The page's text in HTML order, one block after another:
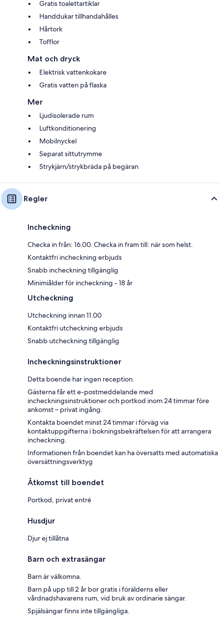
Gratis toalettartiklar
Handdukar tillhandahålles
Hårtork
Tofflor
Mat och dryck
Elektrisk vattenkokare
Gratis vatten på flaska
Mer
Ljudisolerade rum
Luftkonditionering
Mobilnyckel
Separat sittutrymme
Strykjärn/strykbräda på begäran
Regler
Incheckning
Checka in från: 16.00. Checka in fram till: när som helst.
Kontaktfri incheckning erbjuds
Snabb incheckning tillgänglig
Minimiålder för incheckning - 18 år
Utcheckning
Utcheckning innan 11.00
Kontaktfri utcheckning erbjuds
Snabb utcheckning tillgänglig
Incheckningsinstruktioner
Detta boende har ingen reception.
Gästerna får ett e-postmeddelande med
incheckningsinstruktioner och portkod inom 24 timmar före
ankomst – privat ingång.
Kontakta boendet minst 24 timmar i förväg via
kontaktuppgifterna i bokningsbekräftelsen för att arrangera
incheckning.
Informationen från boendet kan ha översatts med automatiska
översättningsverktyg
Åtkomst till boendet
Portkod, privat entré
Husdjur
Djur ej tillåtna
Barn och extrasängar
Barn är välkomna.
Barn på upp till 2 år bor gratis i förälderns eller
vårdnadshavarens rum, vid bruk av ordinarie sängar.
Spjälsängar finns inte tillgängliga.